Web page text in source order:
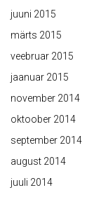
juuni 2015
märts 2015
veebruar 2015
jaanuar 2015
november 2014
oktoober 2014
september 2014
august 2014
juuli 2014